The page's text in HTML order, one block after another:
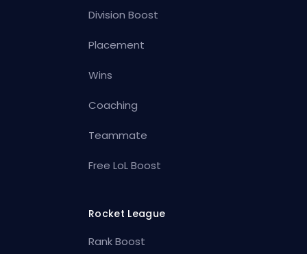
Division Boost
Placement
Wins
Coaching
Teammate
Free LoL Boost
Rocket League
Rank Boost